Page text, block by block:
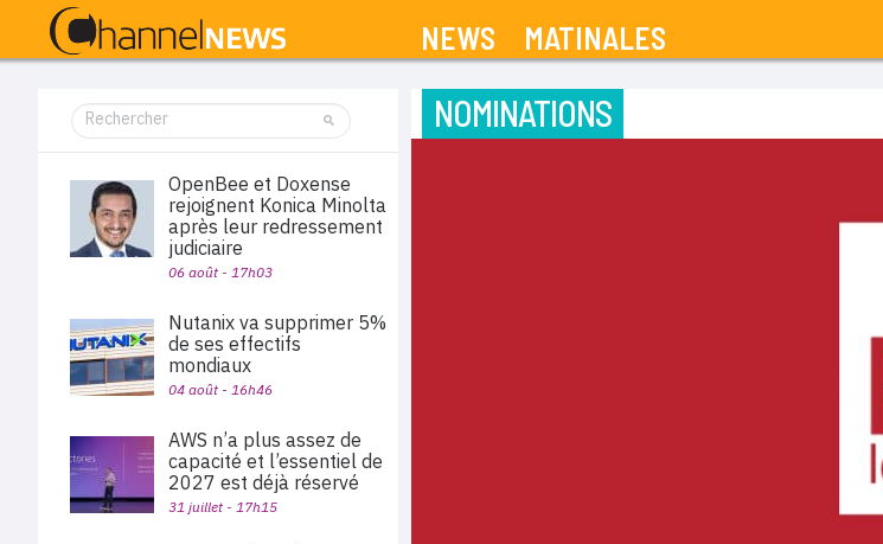
NEWS MATINALES
NOMINATIONS
OpenBee et Doxense
rejoignent Konica Minolta
après leur redressement
judiciaire
06 août - 17h03
Nutanix va supprimer 5%
de ses effectifs
mondiaux
04 août - 16h46
AWS n’a plus assez de
capacité et l’essentiel de
2027 est déjà réservé
31 juillet - 17h15